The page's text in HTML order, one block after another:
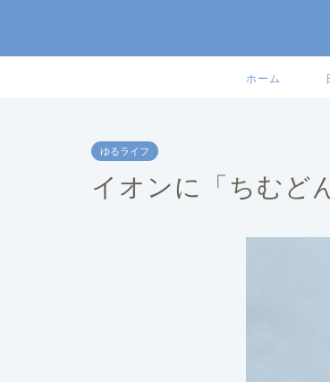
ホーム
ゆるライフ
イオンに「ちむど